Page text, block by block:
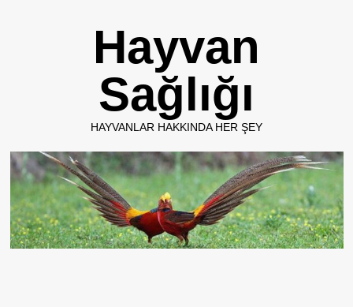
Hayvan
Sağlığı
HAYVANLAR HAKKINDA HER ŞEY